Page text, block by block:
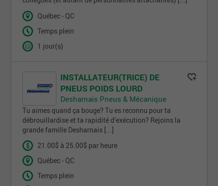
Québec - QC
Temps plein
1 jour(s)
INSTALLATEUR(TRICE) DE
PNEUS POIDS LOURD
Desharnais Pneus & Mécanique
Tu aimes quand ça bouge? Tu es reconnu pour ta
débrouillardise et ta rapidité d’exécution? Rejoins la
grande famille Desharnais [...]
21.00$ à 25.00$ par heure
Québec - QC
Temps plein